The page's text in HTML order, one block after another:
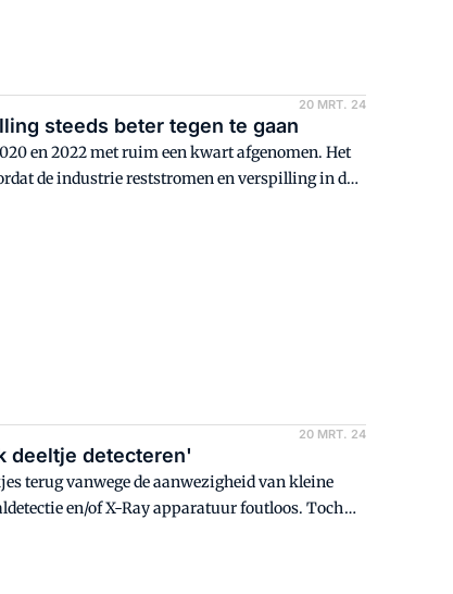
20 MRT. 24
steeds beter tegen te gaan
en 2022 met ruim een kwart afgenomen. Het
de industrie reststromen en verspilling in de
20 MRT. 24
deeltje detecteren'
terug vanwege de aanwezigheid van kleine
en/of X-Ray apparatuur foutloos. Toch